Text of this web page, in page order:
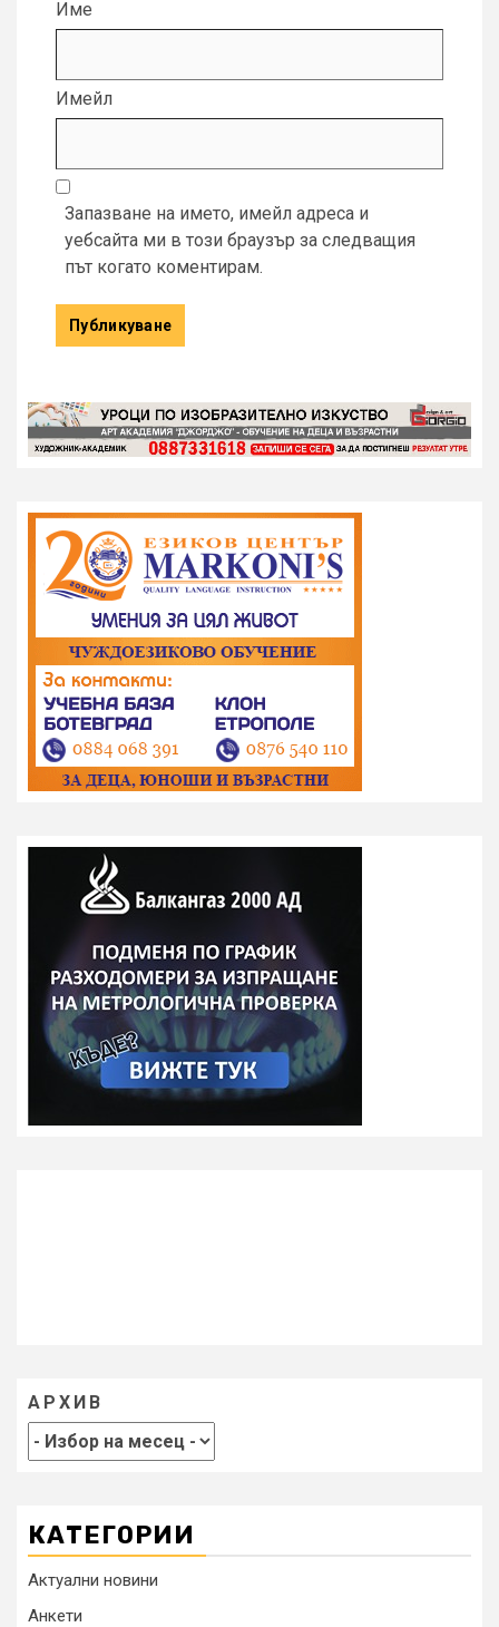
Име
Имейл
Запазване на името, имейл адреса и
уебсайта ми в този браузър за следващия
път когато коментирам.
АРХИВ
КАТЕГОРИИ
Актуални новини
Анкети